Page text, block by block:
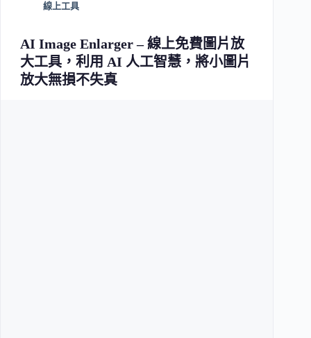
線上工具
AI Image Enlarger – 線上免費圖片放
大工具，利用 AI 人工智慧，將小圖片
放大無損不失真